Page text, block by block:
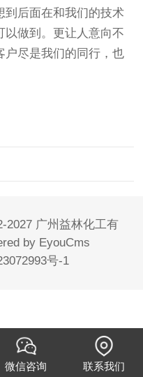
到后面在和我们的技术
以做到。更让人意向不
户尽是我们的同行，也
2027 广州益林化工有
by EyouCms
号-1
微信咨询 联系我们